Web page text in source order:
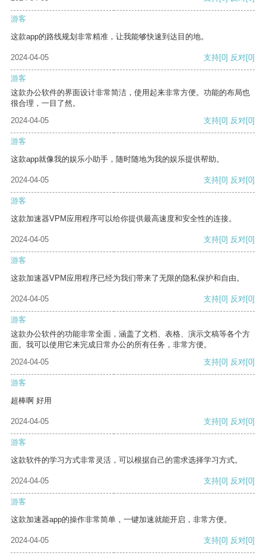
游客
这款app的路线规划非常精准，让我能够快速到达目的地。
2024-04-05 支持[0] 反对[0]
游客
这款办公软件的界面设计非常简洁，使用起来非常方便。功能的布局也
很合理，一目了然。
2024-04-05
支持[0] 反对[0]
游客
这款app就像我的娱乐小助手，随时随地为我的娱乐提供帮助。
2024-04-05 支持[0] 反对[0]
游客
这款加速器VPM应用程序可以给你提供最高速度和安全性的连接。
2024-04-05 支持[0] 反对[0]
游客
这款加速器VPM应用程序已经为我们带来了无限的隐私保护和自由。
2024-04-05 支持[0] 反对[0]
游客
这款办公软件的功能非常全面，涵盖了文档、表格、演示文稿等各个方
面。我可以使用它来完成日常办公的所有任务，非常方便。
2024-04-05
支持[0] 反对[0]
游客
超棒啊 好用
2024-04-05 支持[0] 反对[0]
游客
这款软件的学习方式非常灵活，可以根据自己的需求选择学习方式。
2024-04-05 支持[0] 反对[0]
游客
这款加速器app的操作非常简单，一键加速就能开启，非常方便。
2024-04-05 支持[0] 反对[0]